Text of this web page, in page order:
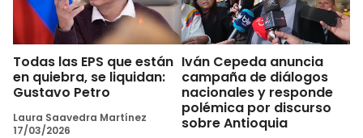
Todas las EPS que están
en quiebra, se liquidan:
Gustavo Petro
Laura Saavedra Martínez
17/03/2026
Iván Cepeda anuncia
campaña de diálogos
nacionales y responde
polémica por discurso
sobre Antioquia